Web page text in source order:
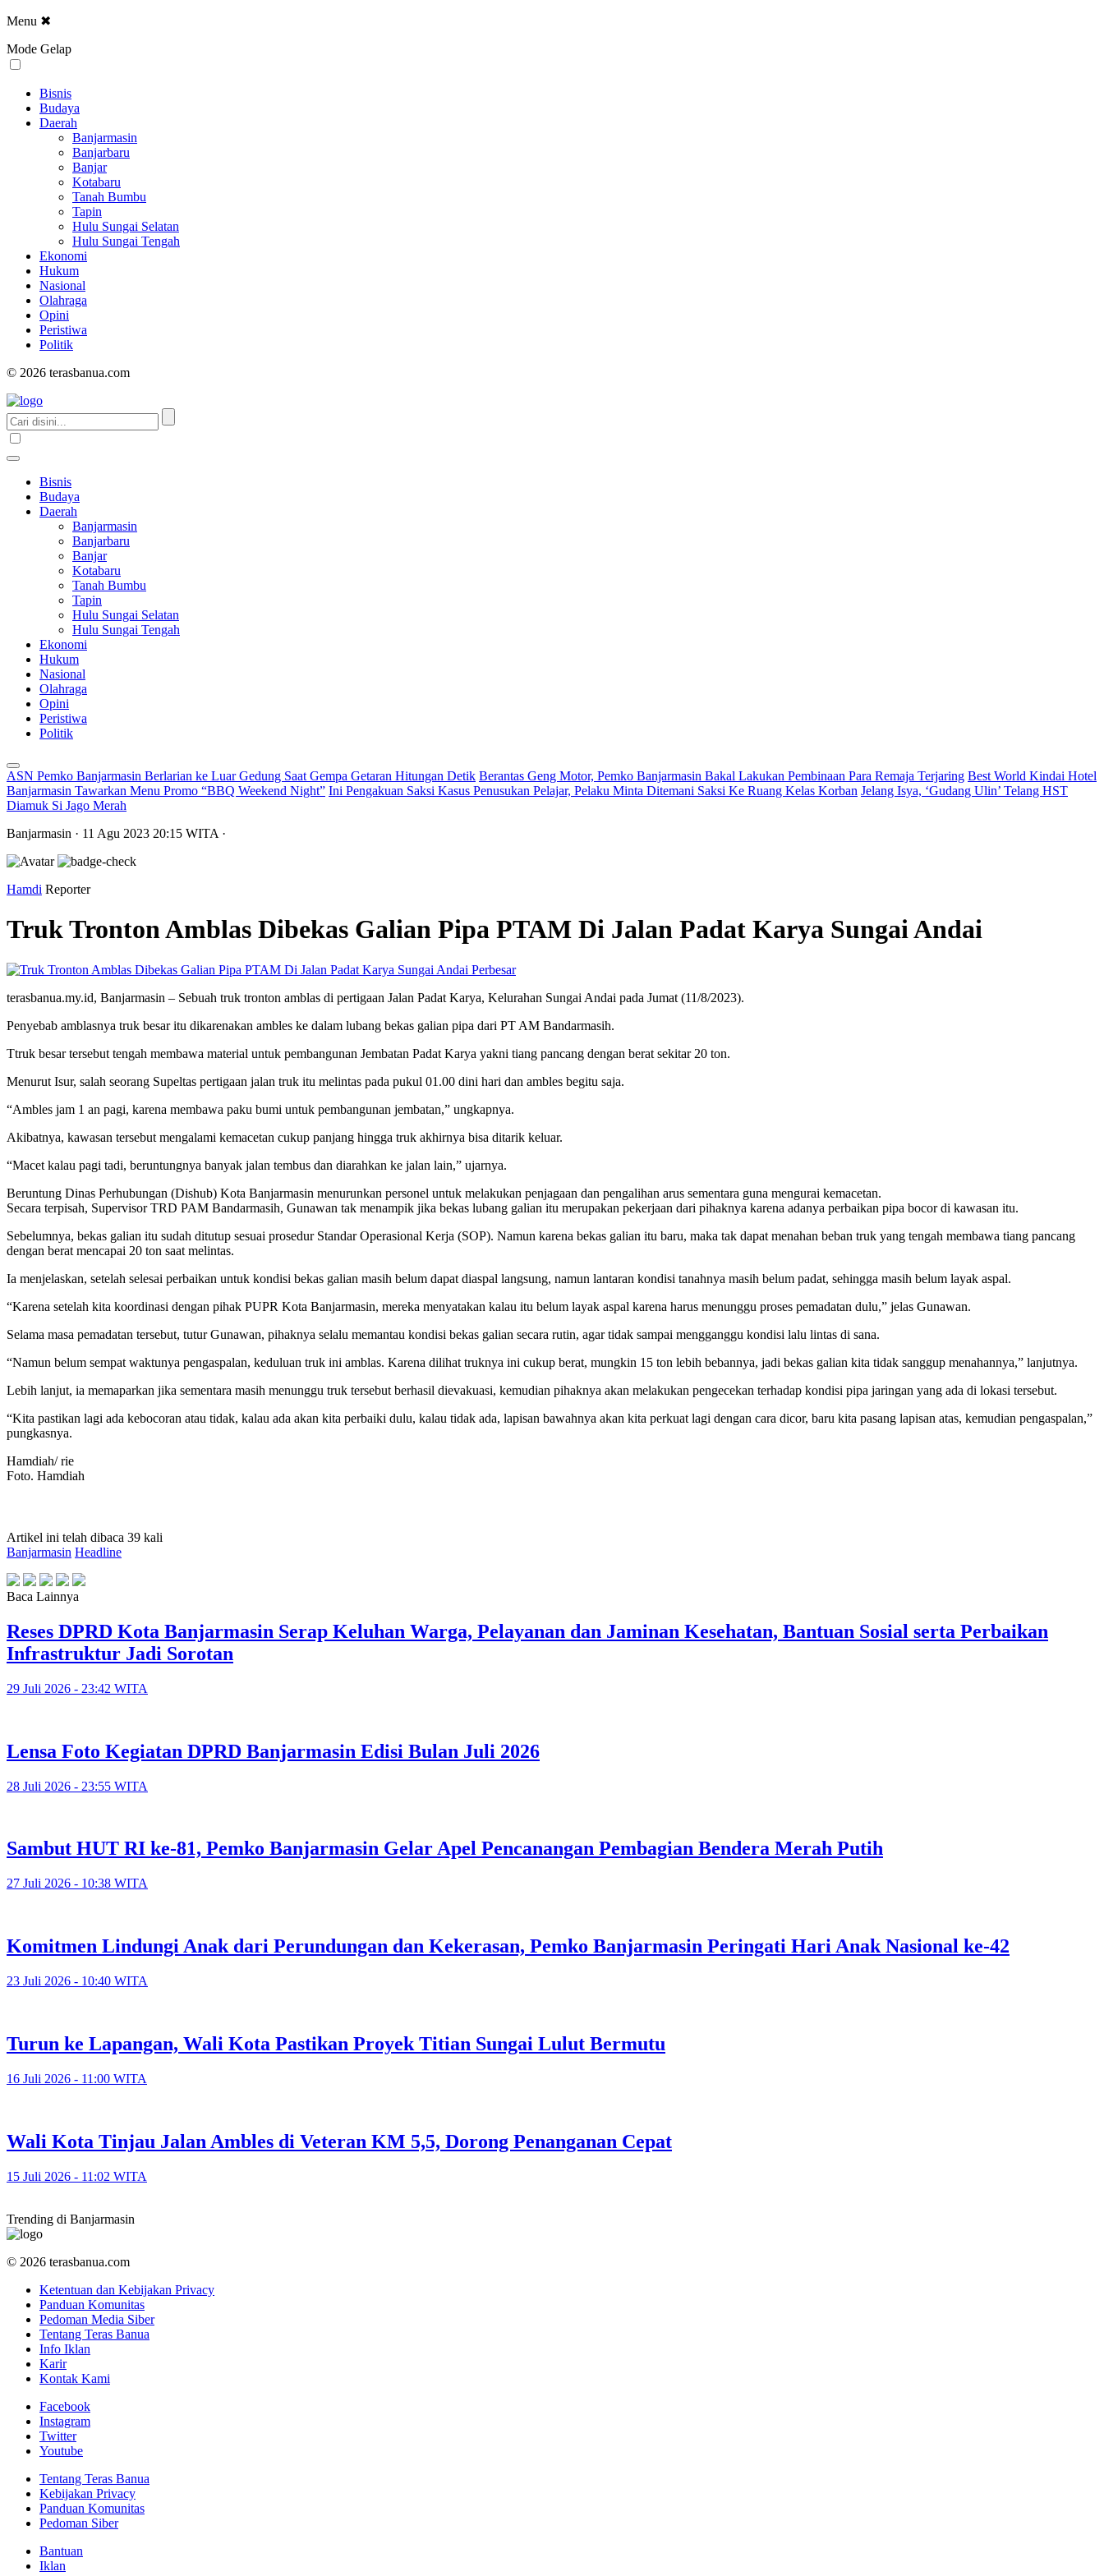
Menu ✖
Mode Gelap
Bisnis
Budaya
Daerah
Banjarmasin
Banjarbaru
Banjar
Kotabaru
Tanah Bumbu
Tapin
Hulu Sungai Selatan
Hulu Sungai Tengah
Ekonomi
Hukum
Nasional
Olahraga
Opini
Peristiwa
Politik
© 2026 terasbanua.com
Bisnis
Budaya
Daerah
Banjarmasin
Banjarbaru
Banjar
Kotabaru
Tanah Bumbu
Tapin
Hulu Sungai Selatan
Hulu Sungai Tengah
Ekonomi
Hukum
Nasional
Olahraga
Opini
Peristiwa
Politik
ASN Pemko Banjarmasin Berlarian ke Luar Gedung Saat Gempa Getaran Hitungan Detik Berantas Geng Motor, Pemko Banjarmasin Bakal Lakukan Pembinaan Para Remaja Terjaring Best World Kindai Hotel
Banjarmasin Tawarkan Menu Promo “BBQ Weekend Night” Ini Pengakuan Saksi Kasus Penusukan Pelajar, Pelaku Minta Ditemani Saksi Ke Ruang Kelas Korban Jelang Isya, ‘Gudang Ulin’ Telang HST
Diamuk Si Jago Merah
Banjarmasin · 11 Agu 2023 20:15 WITA ·
Hamdi Reporter
Truk Tronton Amblas Dibekas Galian Pipa PTAM Di Jalan Padat Karya Sungai Andai
Perbesar
terasbanua.my.id, Banjarmasin – Sebuah truk tronton amblas di pertigaan Jalan Padat Karya, Kelurahan Sungai Andai pada Jumat (11/8/2023).
Penyebab amblasnya truk besar itu dikarenakan ambles ke dalam lubang bekas galian pipa dari PT AM Bandarmasih.
Ttruk besar tersebut tengah membawa material untuk pembangunan Jembatan Padat Karya yakni tiang pancang dengan berat sekitar 20 ton.
Menurut Isur, salah seorang Supeltas pertigaan jalan truk itu melintas pada pukul 01.00 dini hari dan ambles begitu saja.
“Ambles jam 1 an pagi, karena membawa paku bumi untuk pembangunan jembatan,” ungkapnya.
Akibatnya, kawasan tersebut mengalami kemacetan cukup panjang hingga truk akhirnya bisa ditarik keluar.
“Macet kalau pagi tadi, beruntungnya banyak jalan tembus dan diarahkan ke jalan lain,” ujarnya.
Beruntung Dinas Perhubungan (Dishub) Kota Banjarmasin menurunkan personel untuk melakukan penjagaan dan pengalihan arus sementara guna mengurai kemacetan.
Secara terpisah, Supervisor TRD PAM Bandarmasih, Gunawan tak menampik jika bekas lubang galian itu merupakan pekerjaan dari pihaknya karena adanya perbaikan pipa bocor di kawasan itu.
Sebelumnya, bekas galian itu sudah ditutup sesuai prosedur Standar Operasional Kerja (SOP). Namun karena bekas galian itu baru, maka tak dapat menahan beban truk yang tengah membawa tiang pancang
dengan berat mencapai 20 ton saat melintas.
Ia menjelaskan, setelah selesai perbaikan untuk kondisi bekas galian masih belum dapat diaspal langsung, namun lantaran kondisi tanahnya masih belum padat, sehingga masih belum layak aspal.
“Karena setelah kita koordinasi dengan pihak PUPR Kota Banjarmasin, mereka menyatakan kalau itu belum layak aspal karena harus menunggu proses pemadatan dulu,” jelas Gunawan.
Selama masa pemadatan tersebut, tutur Gunawan, pihaknya selalu memantau kondisi bekas galian secara rutin, agar tidak sampai mengganggu kondisi lalu lintas di sana.
“Namun belum sempat waktunya pengaspalan, keduluan truk ini amblas. Karena dilihat truknya ini cukup berat, mungkin 15 ton lebih bebannya, jadi bekas galian kita tidak sanggup menahannya,” lanjutnya.
Lebih lanjut, ia memaparkan jika sementara masih menunggu truk tersebut berhasil dievakuasi, kemudian pihaknya akan melakukan pengecekan terhadap kondisi pipa jaringan yang ada di lokasi tersebut.
“Kita pastikan lagi ada kebocoran atau tidak, kalau ada akan kita perbaiki dulu, kalau tidak ada, lapisan bawahnya akan kita perkuat lagi dengan cara dicor, baru kita pasang lapisan atas, kemudian pengaspalan,”
pungkasnya.
Hamdiah/ rie
Foto. Hamdiah
Artikel ini telah dibaca 39 kali
Banjarmasin Headline
Baca Lainnya
Reses DPRD Kota Banjarmasin Serap Keluhan Warga, Pelayanan dan Jaminan Kesehatan, Bantuan Sosial serta Perbaikan
Infrastruktur Jadi Sorotan
29 Juli 2026 - 23:42 WITA
Lensa Foto Kegiatan DPRD Banjarmasin Edisi Bulan Juli 2026
28 Juli 2026 - 23:55 WITA
Sambut HUT RI ke-81, Pemko Banjarmasin Gelar Apel Pencanangan Pembagian Bendera Merah Putih
27 Juli 2026 - 10:38 WITA
Komitmen Lindungi Anak dari Perundungan dan Kekerasan, Pemko Banjarmasin Peringati Hari Anak Nasional ke-42
23 Juli 2026 - 10:40 WITA
Turun ke Lapangan, Wali Kota Pastikan Proyek Titian Sungai Lulut Bermutu
16 Juli 2026 - 11:00 WITA
​Wali Kota Tinjau Jalan Ambles di Veteran KM 5,5, Dorong Penanganan Cepat
15 Juli 2026 - 11:02 WITA
Trending di Banjarmasin
© 2026 terasbanua.com
Ketentuan dan Kebijakan Privacy
Panduan Komunitas
Pedoman Media Siber
Tentang Teras Banua
Info Iklan
Karir
Kontak Kami
Facebook
Instagram
Twitter
Youtube
Tentang Teras Banua
Kebijakan Privacy
Panduan Komunitas
Pedoman Siber
Bantuan
Iklan